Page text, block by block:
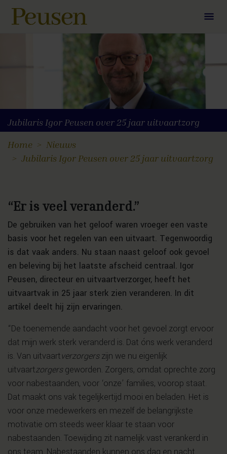
Jubilaris Igor Peusen over 25 jaar uitvaartzorg
Home
Nieuws
Jubilaris Igor Peusen over 25 jaar uitvaartzorg
“Er is veel veranderd.”
De gebruiken van het geloof waren vroeger een vaste
basis voor het regelen van een uitvaart. Tegenwoordig
is dat vaak anders. Nu staan naast geloof ook gevoel
en beleving bij het laatste afscheid centraal. Igor
Peusen, directeur en uitvaartverzorger, heeft het
uitvaartvak in 25 jaar sterk zien veranderen. In dit
artikel deelt hij zijn ervaringen.
“De toenemende aandacht voor het gevoel zorgt ervoor
dat mijn werk sterk veranderd is. Dat óns werk veranderd
is. Van uitvaartverzorgerszijn we nu eigenlijk
uitvaartzorgersgeworden. Zorgers, omdat oprechte zorg
voor nabestaanden, voor ‘onze’ families, voorop staat.
Dat maakt ons vak tegelijkertijd mooi en beladen. Het is
voor onze medewerkers en mezelf de belangrijkste
motivatie om steeds weer klaar te staan voor
nabestaanden. Toewijding zit namelijk vast verankerd in